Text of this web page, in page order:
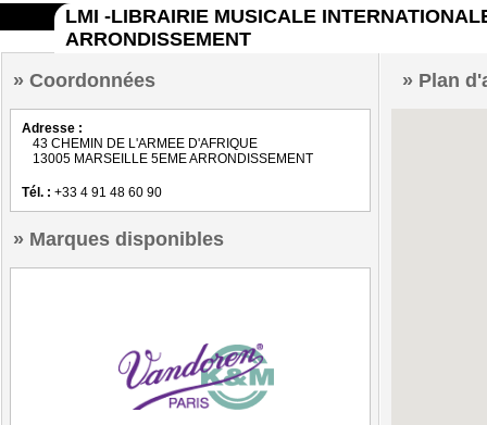
LMI -LIBRAIRIE MUSICALE
ARRONDISSEMENT
Coordonnées
Adresse :
43 CHEMIN DE L'ARMEE D'AFRIQUE
13005 MARSEILLE 5EME ARRONDISSEMENT
Tél. : +33 4 91 48 60 90
Marques disponibles
Plan